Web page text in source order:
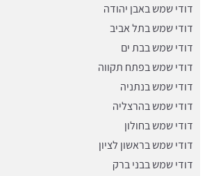
דודי שמש באבן יהודה
דודי שמש בתל אביב
דודי שמש בבת ים
דודי שמש בפתח תקווה
דודי שמש בנתניה
דודי שמש בהרצליה
דודי שמש בחולון
דודי שמש בראשון לציון
דודי שמש בבני ברק